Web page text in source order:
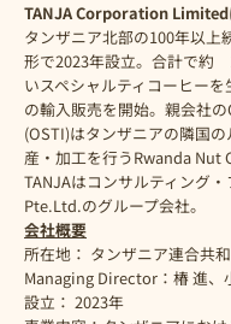
TANJA Corporation Limited
タンザニア北部の100年以上
形で2023年設立。合計で約
いスペシャルティコーヒー
の輸入販売を開始。親会社
(OSTI)はタンザニアの隣国
産・加工を行うRwanda Nut
TANJAはコンサルティング
Pte.Ltd.のグループ会社。
会社概要
所在地： タンザニア連合共
Managing Director：椿 進、
設立： 2023年